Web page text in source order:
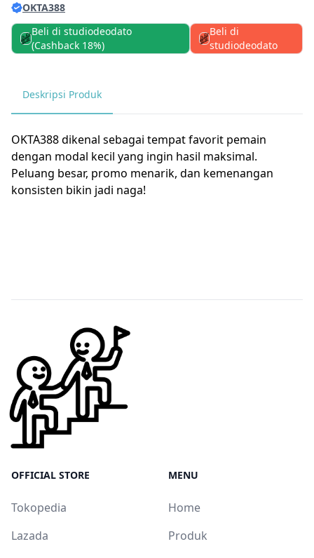
OKTA388
Beli di studiodeodato
(Cashback 18%)
Beli di
studiodeodato
Deskripsi Produk
OKTA388 dikenal sebagai tempat favorit pemain
dengan modal kecil yang ingin hasil maksimal.
Peluang besar, promo menarik, dan kemenangan
konsisten bikin jadi naga!
OFFICIAL STORE
Tokopedia
Lazada
MENU
Home
Produk